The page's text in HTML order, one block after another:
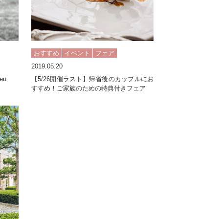
ceu
おすすめ イベント
フェア
2019.05.20
【5/26開催ラスト】帰省後のカップルにお
すすめ！ご家族のための特典付きフェア